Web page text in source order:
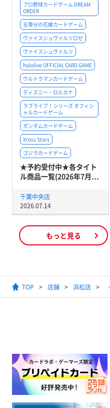
プロ野球カードゲーム DREAM
ORDER
五等分の花嫁カードゲーム
ヴァイスシュヴァルツロゼ
ヴァイスシュヴァルツ
hololive OFFICIAL CARD GAME
ウルトラマンカードゲーム
ディズニー・ロルカナ
ラブライブ！シリーズ オフィシ
ャルカードゲーム
ガンダムカードゲーム
Xross Stars
ゴジラカードゲーム
★予約受付中★各タイト
ル商品一覧(2026年7月...
千葉中央店
2026.07.14
もっと見る
TOP 店舗 浜松店